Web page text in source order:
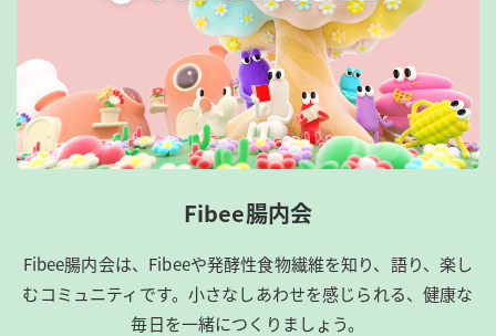
Fibee腸内会
Fibee腸内会は、​Fibeeや発酵性食物繊維を知り、語り、楽し
むコミュニティです。​小さなしあわせを感じられる、健康な
毎日を一緒につくりましょう。